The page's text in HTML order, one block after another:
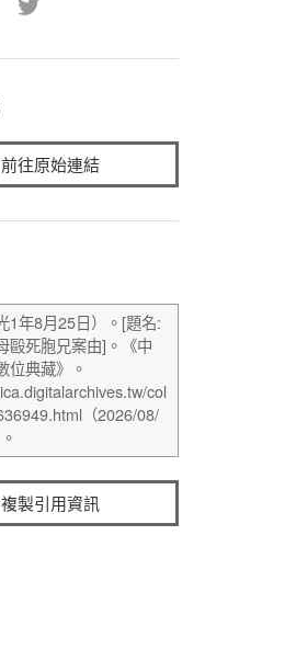
前往原始連結
複製引用資訊